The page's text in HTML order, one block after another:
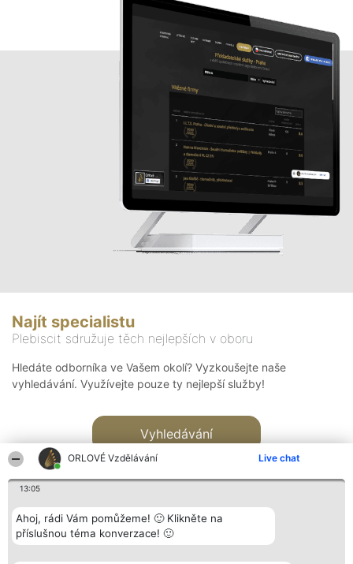
ORLOVÉ Vzdělávání Live chat
13:05
Ahoj, rádi Vám pomůžeme! 🙂 Klikněte na
příslušnou téma konverzace! 🙂
Najít specialistu
Plebiscit sdružuje těch nejlepších v oboru
Hledáte odborníka ve Vašem okolí? Vyzkoušejte naše
vyhledávání. Využívejte pouze ty nejlepší služby!
Vyhledávání
Bright Side Solutions sp. z o. Vítězové Kontakt